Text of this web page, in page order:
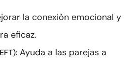
la conexión emocional y
eficaz.
Ayuda a las parejas a